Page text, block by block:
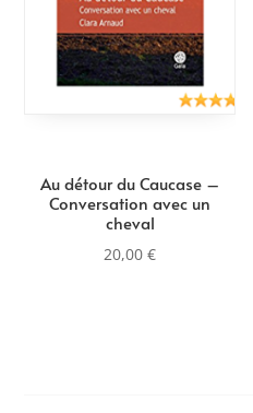
Au détour du Caucase –
Conversation avec un
cheval
20,00€